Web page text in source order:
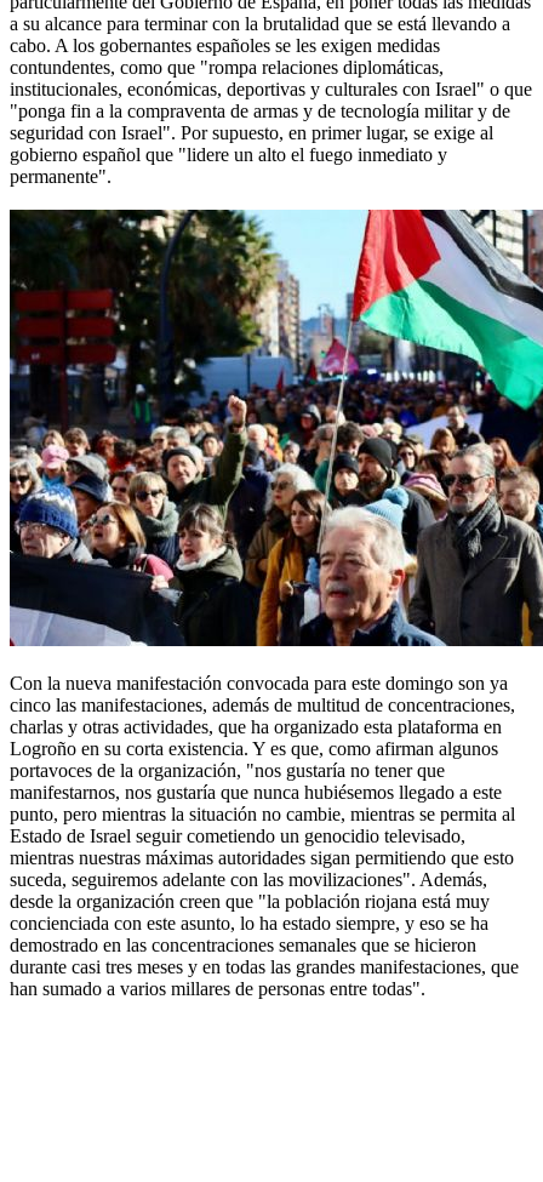
a su alcance para terminar con la brutalidad que se está llevando a
cabo. A los gobernantes españoles se les exigen medidas
contundentes, como que "rompa relaciones diplomáticas,
institucionales, económicas, deportivas y culturales con Israel" o que
"ponga fin a la compraventa de armas y de tecnología militar y de
seguridad con Israel". Por supuesto, en primer lugar, se exige al
gobierno español que "lidere un alto el fuego inmediato y
permanente".
Con la nueva manifestación convocada para este domingo son ya
cinco las manifestaciones, además de multitud de concentraciones,
charlas y otras actividades, que ha organizado esta plataforma en
Logroño en su corta existencia. Y es que, como afirman algunos
portavoces de la organización, "nos gustaría no tener que
manifestarnos, nos gustaría que nunca hubiésemos llegado a este
punto, pero mientras la situación no cambie, mientras se permita al
Estado de Israel seguir cometiendo un genocidio televisado,
mientras nuestras máximas autoridades sigan permitiendo que esto
suceda, seguiremos adelante con las movilizaciones". Además,
desde la organización creen que "la población riojana está muy
concienciada con este asunto, lo ha estado siempre, y eso se ha
demostrado en las concentraciones semanales que se hicieron
durante casi tres meses y en todas las grandes manifestaciones, que
han sumado a varios millares de personas entre todas".